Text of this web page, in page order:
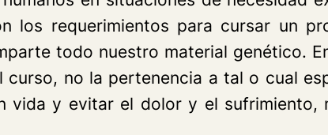
los requerimientos para cursar un
todo nuestro material genético.
no la pertenencia a tal o cual
vida y evitar el dolor y el sufrimiento,